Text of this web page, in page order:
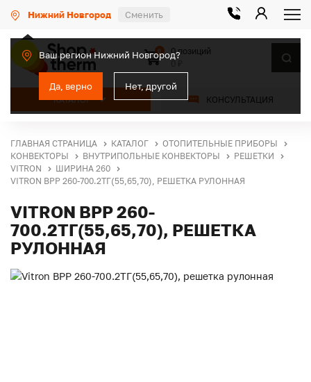
Нижний Новгород Сменить
Ваш регион Нижний Новгород?
Да, верно Нет, другой
КАТАЛОГ КОНСУЛЬТАЦИЯ
0
0 позиций
ГЛАВНАЯ СТРАНИЦА КАТАЛОГ
ОТОПИТЕЛЬНЫЕ ПРИБОРЫ
КОНВЕКТОРЫ
ВНУТРИПОЛЬНЫЕ КОНВЕКТОРЫ
РЕШЕТКИ
VITRON
ШИРИНА 260
VITRON ВРР 260-700.2ТГ(55,65,70), РЕШЕТКА РУЛОННАЯ
VITRON ВРР 260-
700.2ТГ(55,65,70), РЕШЕТКА
РУЛОННАЯ